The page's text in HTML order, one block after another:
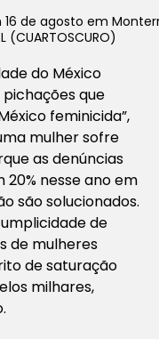
de agosto em
(CUARTOSCURO)
do México
que
feminicida”,
mulher sofre
as denúncias
nesse ano em
são solucionados.
de
de mulheres
de saturação
milhares,